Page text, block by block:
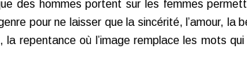
des hommes portent sur les femmes
pour ne laisser que la sincérité, l’amour, la
la repentance où l’image remplace les mots qui